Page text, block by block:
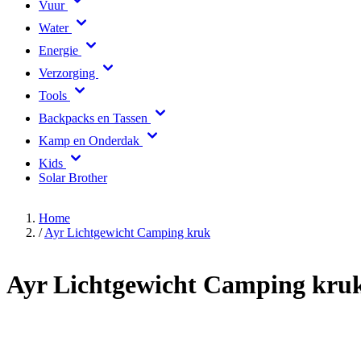
Vuur
Water
Energie
Verzorging
Tools
Backpacks en Tassen
Kamp en Onderdak
Kids
Solar Brother
Home
/ Ayr Lichtgewicht Camping kruk
Ayr Lichtgewicht Camping